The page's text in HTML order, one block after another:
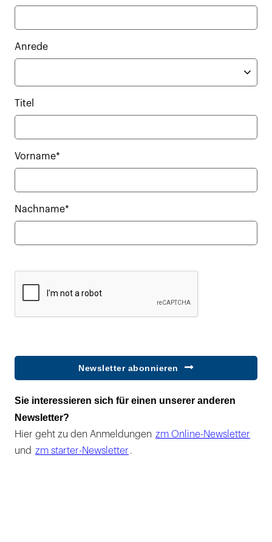
Anrede
Titel
Vorname*
Nachname*
Newsletter abonnieren
Sie interessieren sich für einen unserer anderen
Newsletter?
Hier geht zu den Anmeldungen zm Online-Newsletter
und zm starter-Newsletter .